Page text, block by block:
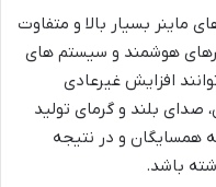
ماینر بسیار بالا و متفاوت
هوشمند و سیستم های
افزایش غیرعادی
بلند و گرمای تولید
همسایگان و در نتیجه
باشد.